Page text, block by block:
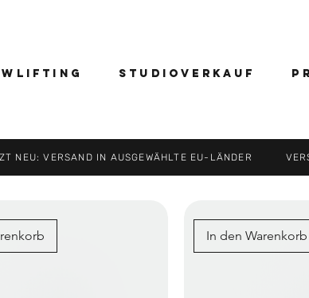
STUDIOVERKAUF
NEU: VERSAND IN AUSGEWÄHLTE EU-LÄNDER
In den Warenkorb